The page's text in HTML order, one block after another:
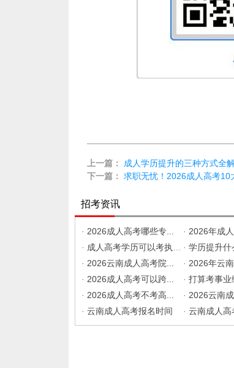
上一篇： 成人学历提升的三种方式全
下一篇： 求职无忧！2026成人高考10
招考资讯
· 2026成人高考哪些专... · 2026年成人
· 成人高考学历可以考执业... ·学历提升什
· 2026云南成人高考院... · 2026年云南
· 2026成人高考可以跨... ·打算考事业
· 2026成人高考不考高... · 2026云南成
· 云南成人高考报名时间 ·云南成人高考